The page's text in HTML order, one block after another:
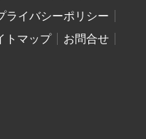
ライバシーポリシー
トマップ
お問合せ